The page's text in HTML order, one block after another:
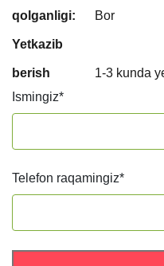
qolganligi: Bor
Yetkazib
berish
1-3 kunda
Ismingiz*
Telefon raqamingiz*